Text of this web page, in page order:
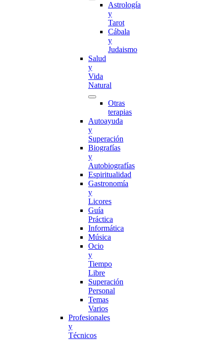
Astrología
y
Tarot
Cábala
y
Judaismo
Salud
y
Vida
Natural
Otras
terapias
Autoayuda
y
Superación
Biografías
y
Autobiografías
Espiritualidad
Gastronomía
y
Licores
Guía
Práctica
Informática
Música
Ocio
y
Tiempo
Libre
Superación
Personal
Temas
Varios
Profesionales
y
Técnicos